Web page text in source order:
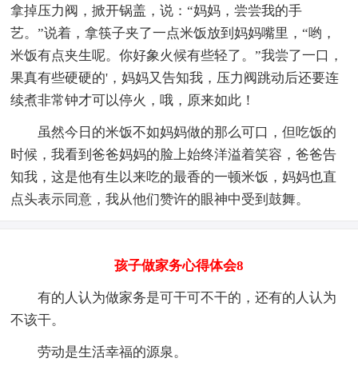
拿掉压力阀，掀开锅盖，说：“妈妈，尝尝我的手
艺。”说着，拿筷子夹了一点米饭放到妈妈嘴里，“哟，
米饭有点夹生呢。你好象火候有些轻了。”我尝了一口，
果真有些硬硬的'，妈妈又告知我，压力阀跳动后还要连
续煮非常钟才可以停火，哦，原来如此！
虽然今日的米饭不如妈妈做的那么可口，但吃饭的
时候，我看到爸爸妈妈的脸上始终洋溢着笑容，爸爸告
知我，这是他有生以来吃的最香的一顿米饭，妈妈也直
点头表示同意，我从他们赞许的眼神中受到鼓舞。
孩子做家务心得体会8
有的人认为做家务是可干可不干的，还有的人认为
不该干。
劳动是生活幸福的源泉。